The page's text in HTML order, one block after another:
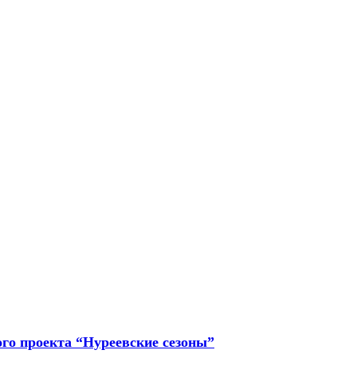
проекта “Нуреевские сезоны”